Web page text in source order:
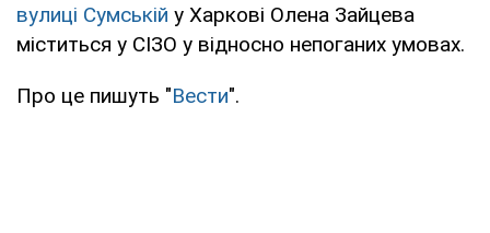
вулиці Сумській у Харкові Олена Зайцева
міститься у СІЗО у відносно непоганих умовах.
Про це пишуть "Вести".